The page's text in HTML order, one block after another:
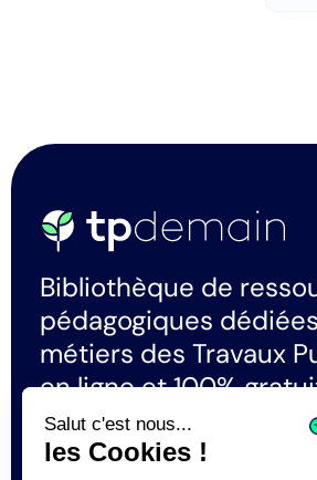
Bibliothèque de
pédagogiques
métiers des Travaux
en ligne et 100%
Salut c'est nous...
les Cookies !